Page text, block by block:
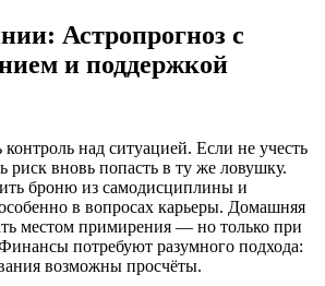
Астропрогноз с
и поддержкой
контроль над ситуацией. Если не учесть
риск вновь попасть в ту же ловушку.
броню из самодисциплины и
в вопросах карьеры. Домашняя
местом примирения — но только при
потребуют разумного подхода:
возможны просчёты.